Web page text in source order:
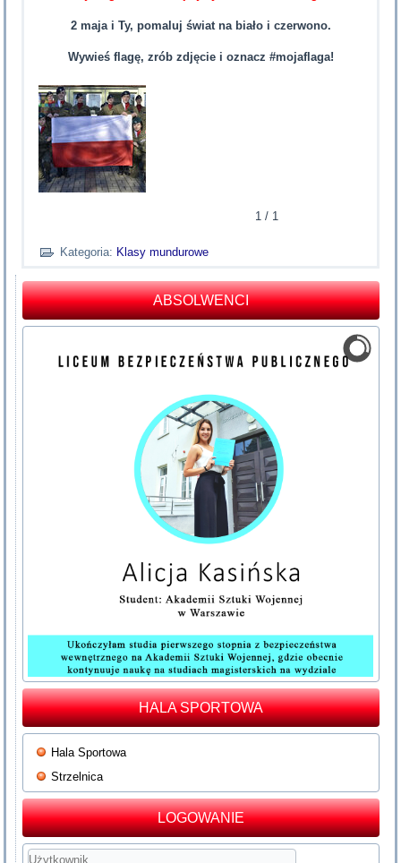
2 maja i Ty, pomaluj świat na biało i czerwono.
Wywieś flagę, zrób zdjęcie i oznacz #mojaflaga!
1 / 1
Kategoria: Klasy mundurowe
ABSOLWENCI
HALA SPORTOWA
Hala Sportowa
Strzelnica
LOGOWANIE